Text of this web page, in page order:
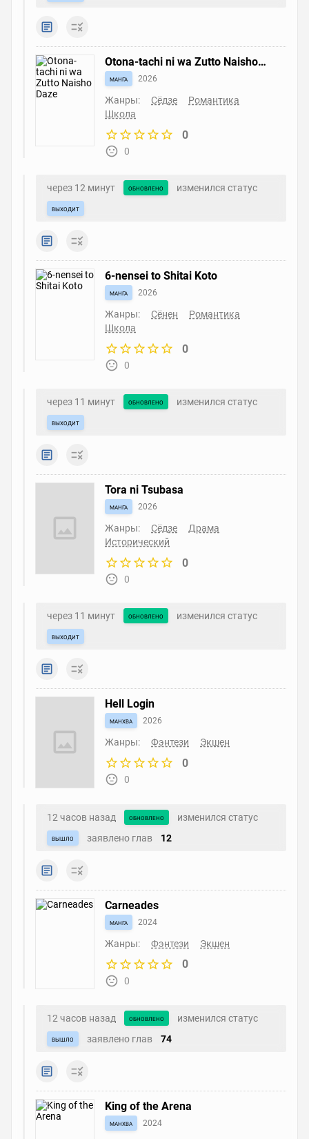
Otona-tachi ni wa Zutto Naisho
Daze
манга 2026
Жанры: Сёдзе
Романтика
Школа
0
0
через 12 минут обновлено изменился статус
выходит
6-nensei to Shitai Koto
манга 2026
Жанры: Сёнен
Романтика
Школа
0
0
через 11 минут обновлено изменился статус
выходит
Tora ni Tsubasa
манга 2026
Жанры: Сёдзе
Драма
Исторический
0
0
через 11 минут обновлено изменился статус
выходит
Hell Login
манхва 2026
Жанры: Фэнтези Экшен
0
0
12 часов назад обновлено изменился статус
вышло заявлено глав 12
Carneades
манга 2024
Жанры: Фэнтези Экшен
0
0
12 часов назад обновлено изменился статус
вышло заявлено глав 74
King of the Arena
манхва 2024